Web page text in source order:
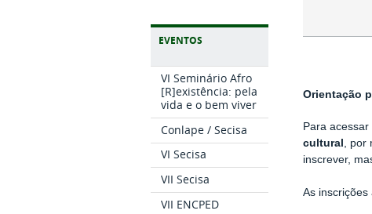
EVENTOS
VI Seminário Afro
[R]existência: pela
vida e o bem viver
Conlape / Secisa
VI Secisa
VII Secisa
VII ENCPED
Orientação
Para
cultural , por
inscrever,
As inscrições